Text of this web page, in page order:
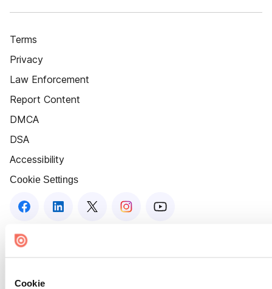
Cookie
Terms
Privacy
Law Enforcement
Report Content
DMCA
DSA
Accessibility
Cookie Settings